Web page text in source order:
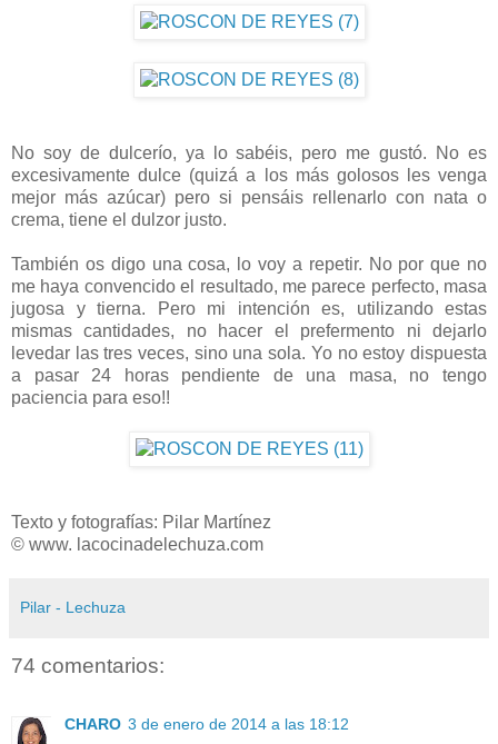
No soy de dulcerío, ya lo sabéis, pero me gustó. No es
excesivamente dulce (quizá a los más golosos les venga
mejor más azúcar) pero si pensáis rellenarlo con nata o
crema, tiene el dulzor justo.
También os digo una cosa, lo voy a repetir. No por que no
me haya convencido el resultado, me parece perfecto, masa
jugosa y tierna. Pero mi intención es, utilizando estas
mismas cantidades, no hacer el prefermento ni dejarlo
levedar las tres veces, sino una sola. Yo no estoy dispuesta
a pasar 24 horas pendiente de una masa, no tengo
paciencia para eso!!
Texto y fotografías: Pilar Martínez
© www. lacocinadelechuza.com
Pilar - Lechuza
74 comentarios:
CHARO 3 de enero de 2014 a las 18:12